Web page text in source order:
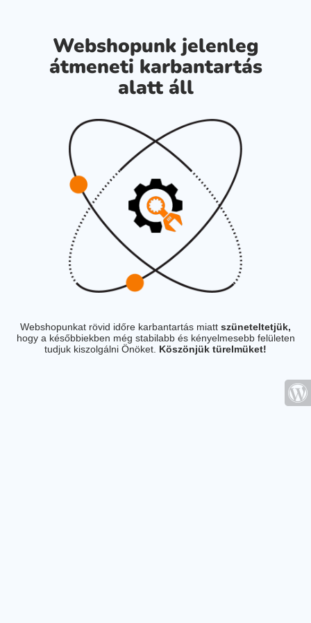
Webshopunk jelenleg
átmeneti karbantartás
alatt áll
Webshopunkat rövid időre karbantartás miatt szüneteltetjük,
hogy a későbbiekben még stabilabb és kényelmesebb felületen
tudjuk kiszolgálni Önöket. Köszönjük türelmüket!